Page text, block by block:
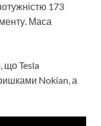
173
Маса
що Tesla
Nokian, а